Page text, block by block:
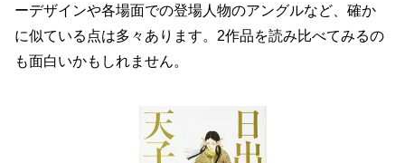
ーデザインや各場面での登場人物のアングルなど、確か
に似ている点は多々あります。2作品を読み比べてみるの
も面白いかもしれません。